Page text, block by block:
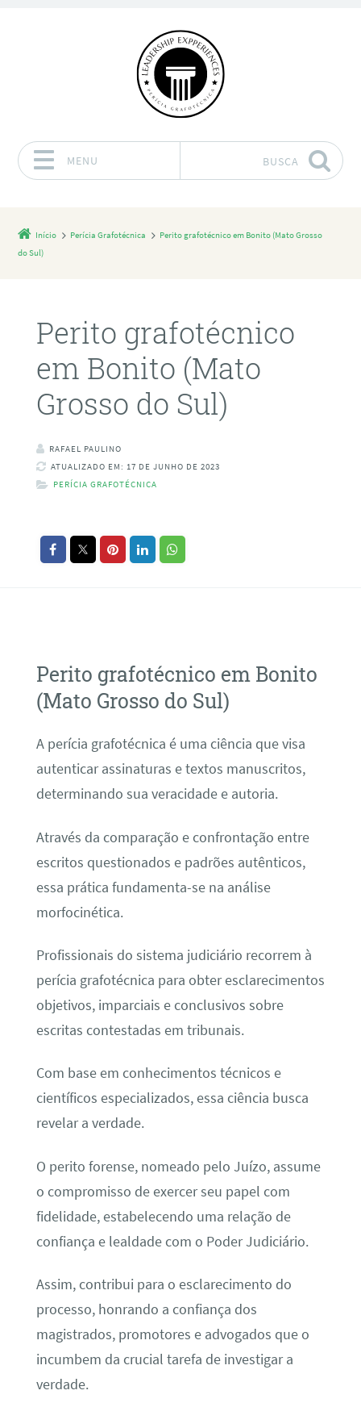
MENU BUSCA
Início Perícia Grafotécnica
Perito grafotécnico em Bonito (Mato Grosso
do Sul)
Perito grafotécnico
em Bonito (Mato
Grosso do Sul)
RAFAEL PAULINO
ATUALIZADO EM: 17 DE JUNHO DE 2023
PERÍCIA GRAFOTÉCNICA
Perito grafotécnico em Bonito
(Mato Grosso do Sul)
A perícia grafotécnica é uma ciência que visa
autenticar assinaturas e textos manuscritos,
determinando sua veracidade e autoria.
Através da comparação e confrontação entre
escritos questionados e padrões autênticos,
essa prática fundamenta-se na análise
morfocinética.
Profissionais do sistema judiciário recorrem à
perícia grafotécnica para obter esclarecimentos
objetivos, imparciais e conclusivos sobre
escritas contestadas em tribunais.
Com base em conhecimentos técnicos e
científicos especializados, essa ciência busca
revelar a verdade.
O perito forense, nomeado pelo Juízo, assume
o compromisso de exercer seu papel com
fidelidade, estabelecendo uma relação de
confiança e lealdade com o Poder Judiciário.
Assim, contribui para o esclarecimento do
processo, honrando a confiança dos
magistrados, promotores e advogados que o
incumbem da crucial tarefa de investigar a
verdade.